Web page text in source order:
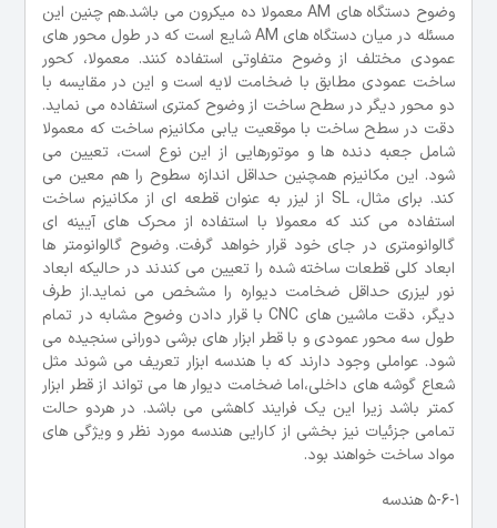
وضوح دستگاه های AM معمولا ده میکرون می باشد.هم چنین این
مسئله در میان دستگاه های AM شایع است که در طول محور های
عمودی مختلف از وضوح متفاوتی استفاده کنند. معمولا، کحور
ساخت عمودی مطابق با ضخامت لایه است و این در مقایسه با
دو محور دیگر در سطح ساخت از وضوح کمتری استفاده می نماید.
دقت در سطح ساخت با موقعیت یابی مکانیزم ساخت که معمولا
شامل جعبه دنده ها و موتورهایی از این نوع است، تعیین می
شود. این مکانیزم همچنین حداقل اندازه سطوح را هم معین می
کند. برای مثال، SL از لیزر به عنوان قطعه ای از مکانیزم ساخت
استفاده می کند که معمولا با استفاده از محرک های آیینه ای
گالوانومتری در جای خود قرار خواهد گرفت. وضوح گالوانومتر ها
ابعاد کلی قطعات ساخته شده را تعیین می کندند در حالیکه ابعاد
نور لیزری حداقل ضخامت دیواره را مشخص می نماید.از طرف
دیگر، دقت ماشین های CNC با قرار دادن وضوح مشابه در تمام
طول سه محور عمودی و با قطر ابزار های برشی دورانی سنجیده می
شود. عواملی وجود دارند که با هندسه ابزار تعریف می شوند مثل
شعاع گوشه های داخلی،اما ضخامت دیوار ها می تواند از قطر ابزار
کمتر باشد زیرا این یک فرایند کاهشی می باشد. در هردو حالت
تمامی جزئیات نیز بخشی از کارایی هندسه مورد نظر و ویژگی های
مواد ساخت خواهند بود.
5-6-1 هندسه